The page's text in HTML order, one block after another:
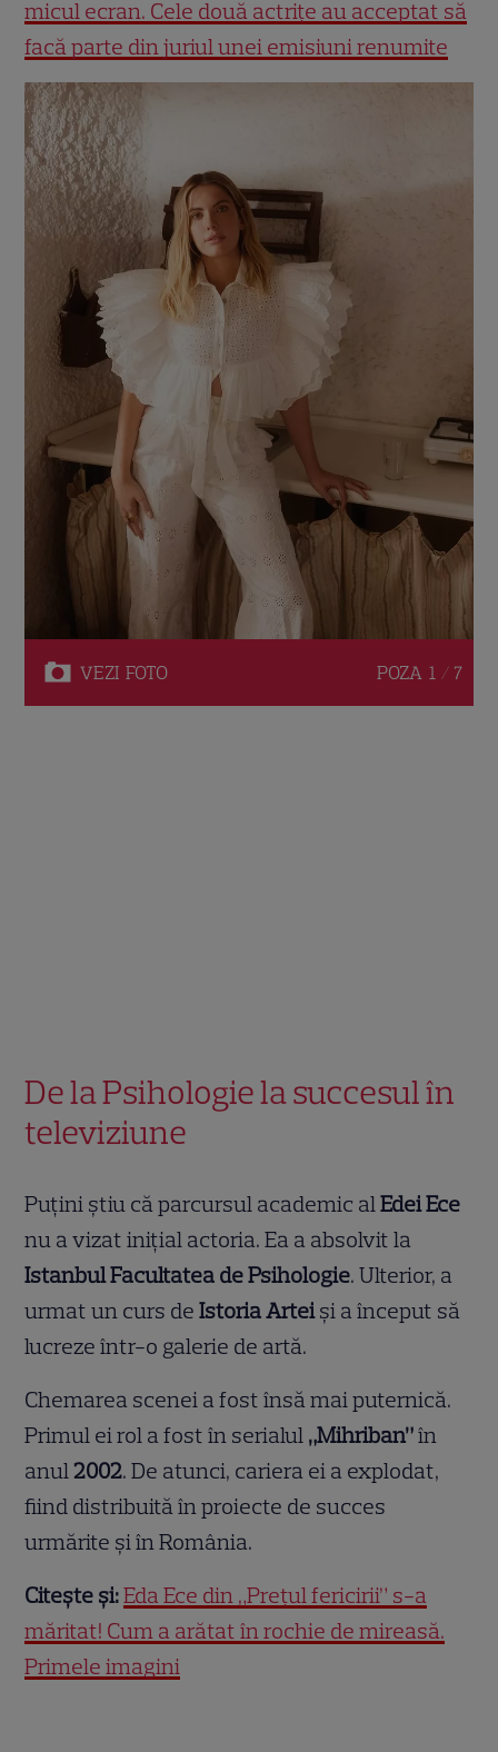
micul ecran. Cele două actrițe au acceptat să
facă parte din juriul unei emisiuni renumite
VEZI FOTO POZA 1 / 7
De la Psihologie la succesul în
televiziune
Puțini știu că parcursul academic alEdei Ece
nu a vizat inițial actoria. Ea a absolvit la
IstanbulFacultatea de Psihologie. Ulterior, a
urmat un curs deIstoria Arteiși a început să
lucreze într-o galerie de artă.
Chemarea scenei a fost însă mai puternică.
Primul ei rol a fost în serialul „Mihriban”în
anul 2002. De atunci, cariera ei a explodat,
fiind distribuită în proiecte de succes
urmărite și în România.
Citește și:Eda Ece din „Prețul fericirii” s-a
măritat! Cum a arătat în rochie de mireasă.
Primele imagini